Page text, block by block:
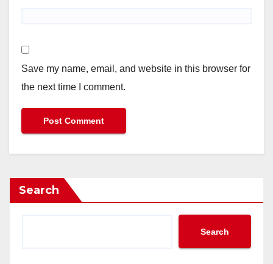
Save my name, email, and website in this browser for
the next time I comment.
Search
Search